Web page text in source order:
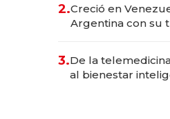
2.Creció en
Argentina con su
las marcas "fast
3.De la
al bienestar